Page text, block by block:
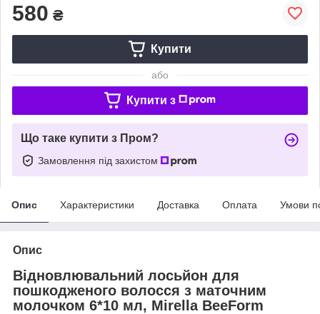
580 ₴
Купити
або
Купити з
Що таке купити з Пром?
Замовлення під захистом
Опис Характеристики Доставка Оплата Умови
Опис
Відновлювальний лосьйон для
пошкодженого волосся з маточним
молочком 6*10 мл, Mirella BeeForm